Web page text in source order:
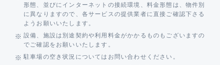
形態、並びにインターネットの接続環境、料金形態は、物件別
に異なりますので、各サービスの提供業者に直接ご確認下さる
ようお願いいたします。
設備、施設は別途契約や利用料金がかかるものもございますの
でご確認をお願いいたします。
駐車場の空き状況についてはお問い合わせください。